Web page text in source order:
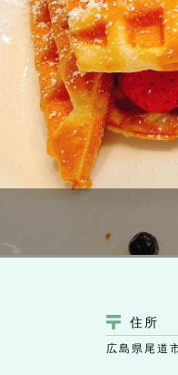
住所
広島県尾道